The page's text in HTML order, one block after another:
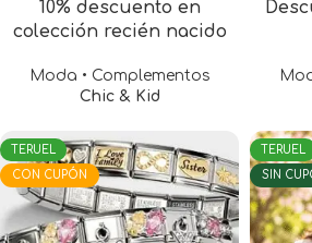
10% descuento en
colección recién nacido
Moda • Complementos
Chic & Kid
TERUEL
CON CUPÓN
TERUEL
SIN